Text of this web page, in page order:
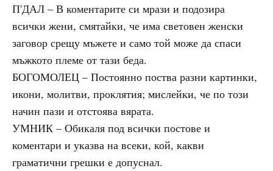
П'ДАЛ – В коментарите си мрази и подозира
всички жени, смятайки, че има световен женски
заговор срещу мъжете и само той може да спаси
мъжкото племе от тази беда.
БОГОМОЛЕЦ – Постоянно поства разни картинки,
икони, молитви, проклятия; мислейки, че по този
начин пази и отстоява вярата.
УМНИК – Обикаля под всички постове и
коментари и указва на всеки, кой, какви
граматични грешки е допуснал.